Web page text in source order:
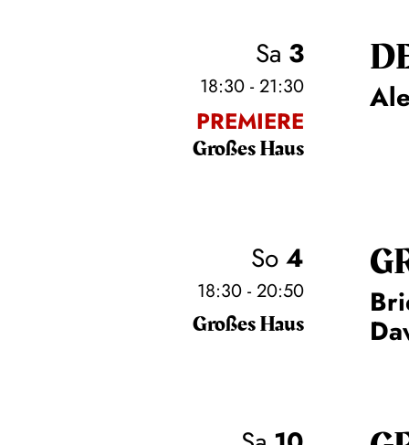
Sa 3
18:30 - 21:30
PREMIERE
Großes Haus
So4
18:30 - 20:50
Großes Haus